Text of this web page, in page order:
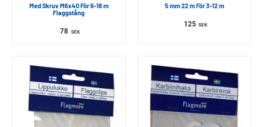
Med Skruv M6x40 För 6-18 m
Flaggstång
78 SEK
5 mm 22 m För 3-12 m
125 SEK